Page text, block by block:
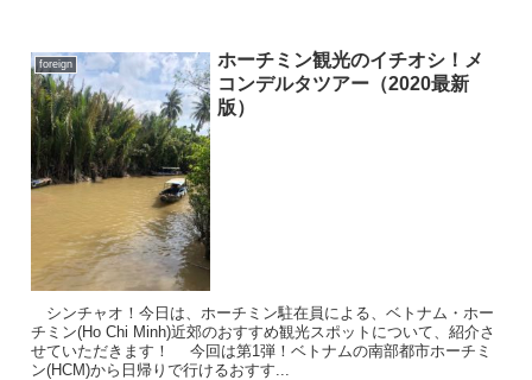
foreign
ホーチミン観光のイチオシ！メ
コンデルタツアー（2020最新
版）
シンチャオ！今日は、ホーチミン駐在員による、ベトナム・ホー
チミン(Ho Chi Minh)近郊のおすすめ観光スポットについて、紹介さ
せていただきます！ 今回は第1弾！ベトナムの南部都市ホーチミ
ン(HCM)から日帰りで行けるおすす...